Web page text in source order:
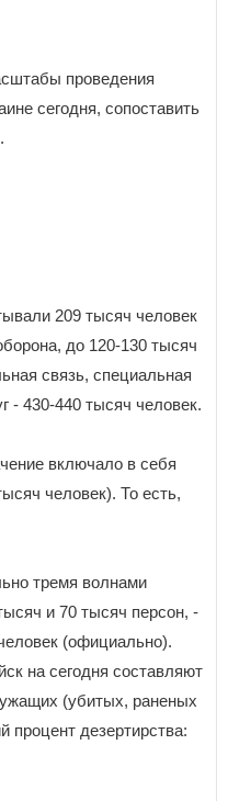
проведения
сегодня, сопоставить
209 тысяч человек
до 120-130 тысяч
связь, специальная
- 430-440 тысяч человек.
включало в себя
человек). То есть,
тремя волнами
и 70 тысяч персон, -
(официально).
на сегодня составляют
(убитых, раненых
процент дезертирства: